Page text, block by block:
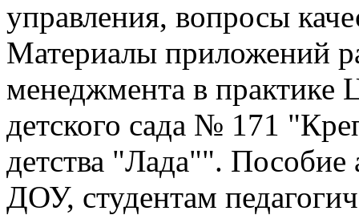
управления, вопросы
Материалы приложений
менеджмента в практике
детского сада № 171
детства "Лада"". Пособие
ДОУ, студентам